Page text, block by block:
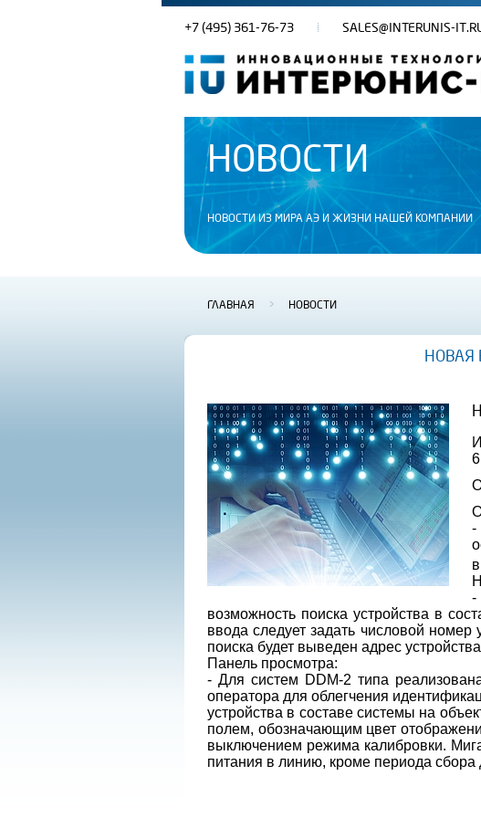
+7 (495) 361-76-73 SALES@INTERUNIS-
НОВОСТИ
НОВОСТИ ИЗ МИРА АЭ И ЖИЗНИ НАШЕЙ КОМПАНИИ
ГЛАВНАЯ > НОВОСТИ
НОВАЯ
-
-
возможность поиска устройства в
ввода следует задать числовой номер
поиска будет выведен адрес
Панель просмотра:
- Для систем DDM-2 типа
оператора для облегчения
устройства в составе системы на
полем, обозначающим цвет
выключением режима калибровки.
питания в линию, кроме периода сбора